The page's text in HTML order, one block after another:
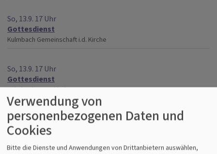
So, 13.9. 17 Uhr
Gottesdienst
Kulmbach Gemeinschaft i.d. Kirche
So, 13.9. 17 Uhr
Gottesdienst
KulmbachKreuzkirche
So, 13.9. 17 Uhr
Gottesdienst
Verwendung von
personenbezogenen Daten und
Cookies
Bitte die Dienste und Anwendungen von Drittanbietern auswählen,